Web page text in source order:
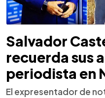
Salvador
recuerda sus
periodista en
El expresentador de